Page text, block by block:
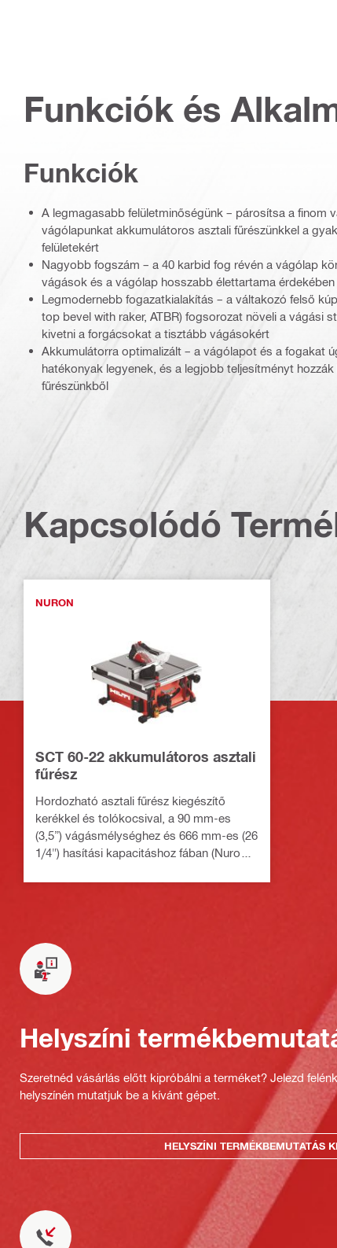
Funkciók és
Funkciók
A legmagasabb felületminőségünk – párosítsa a finom
vágólapunkat akkumulátoros asztali fűrészünkkel a
felületekért
Nagyobb fogszám – a 40 karbid fog révén a vágólap
vágások és a vágólap hosszabb élettartama érdekében
Legmodernebb fogazatkialakítás – a váltakozó felső
top bevel with raker, ATBR) fogsorozat növeli a vágási
kivetni a forgácsokat a tisztább vágásokért
Akkumulátorra optimalizált – a vágólapot és a fogakat
hatékonyak legyenek, és a legjobb teljesítményt
fűrészünkből
Kapcsolódó
NURON
SCT 60-22 akkumulátoros asztali
fűrész
Hordozható asztali fűrész kiegészítő
kerékkel és tolókocsival, a 90 mm-es
(3,5”) vágásmélységhez és 666 mm-es (26
1/4") hasítási kapacitáshoz fában (Nuron
Helyszíni
Szeretnéd vásárlás előtt kipróbálni a terméket? Jelezd
helyszínén mutatjuk be a kívánt gépet.
HELYSZÍNI TERMÉKBEMUTATÁS